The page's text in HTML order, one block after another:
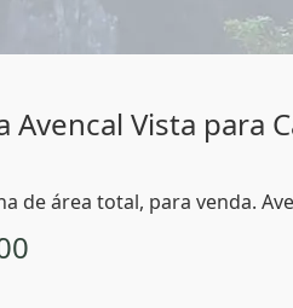
Avencal Vista para
de área total, para venda.